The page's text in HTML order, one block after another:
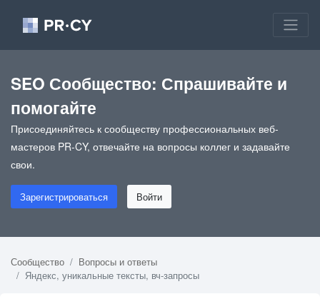
SEO Сообщество: Спрашивайте и
помогайте
Присоединяйтесь к сообществу профессиональных веб-
мастеров PR-CY, отвечайте на вопросы коллег и задавайте
свои.
Зарегистрироваться Войти
Сообщество
Вопросы и ответы
Яндекс, уникальные тексты, вч-запросы